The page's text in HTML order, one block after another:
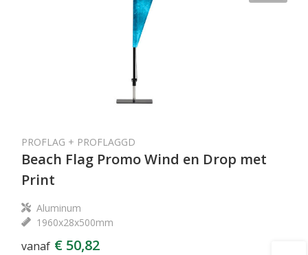
PROFLAG + PROFLAGGD
Beach Flag Promo Wind en Drop met
Print
Aluminum
1960x28x500mm
vanaf € 50,82